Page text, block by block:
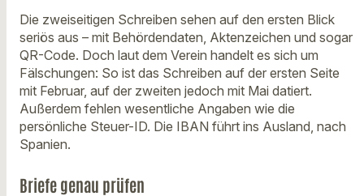
Die zweiseitigen Schreiben sehen auf den ersten Blick
seriös aus – mit Behördendaten, Aktenzeichen und sogar
QR-Code. Doch laut dem Verein handelt es sich um
Fälschungen: So ist das Schreiben auf der ersten Seite
mit Februar, auf der zweiten jedoch mit Mai datiert.
Außerdem fehlen wesentliche Angaben wie die
persönliche Steuer-ID. Die IBAN führt ins Ausland, nach
Spanien.
Briefe genau prüfen